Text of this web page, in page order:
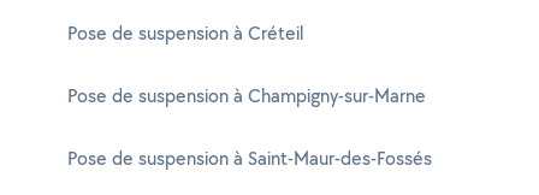
Pose de suspension à Créteil
Pose de suspension à Champigny-sur-Marne
Pose de suspension à Saint-Maur-des-Fossés